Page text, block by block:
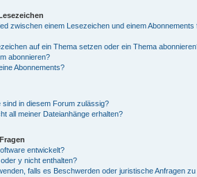
zwischen einem Lesezeichen und einem Abonnements
auf ein Thema setzen oder ein Thema
abonnieren?
Abonnements?
sind in diesem Forum zulässig?
all meiner Dateianhänge erhalten?
entwickelt?
y nicht enthalten?
falls es Beschwerden oder juristische Anfragen